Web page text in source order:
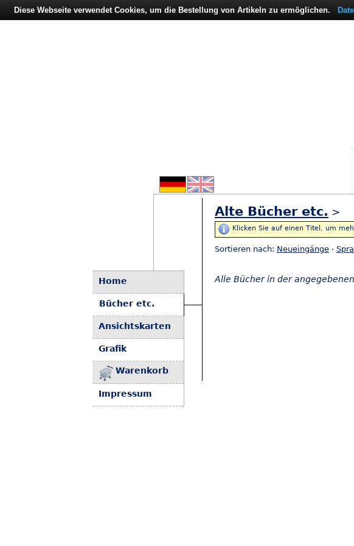
Home
Bücher etc.
Ansichtskarten
Grafik
Warenkorb
Impressum
Alte Bücher etc. >
Klicken Sie auf einen Titel, um
Sortieren nach: Neueingänge ·
Alle Bücher in der
Diese Webseite verwendet Cookies, um die Bestellung von Artikeln zu ermöglichen.